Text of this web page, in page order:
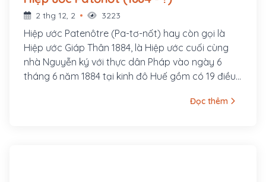
2 thg 12, 2 3223
Hiệp ước Patenôtre (Pa-tơ-nốt) hay còn gọi là
Hiệp ước Giáp Thân 1884, là Hiệp ước cuối cùng
nhà Nguyễn ký với thực dân Pháp vào ngày 6
tháng 6 năm 1884 tại kinh đô Huế gồm có 19 điều
Thận Duật - Toàn quyền đại thần, Tôn Thất Phan -
Đọc thêm